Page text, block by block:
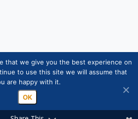
Rotarypalvelu ry 2026 |
tietosuojaseloste|Henkilötietojen
Rotarytoiminnassa
that we give you the best experience on
to use this site we will assume that
are happy with it.
OK